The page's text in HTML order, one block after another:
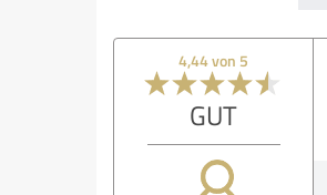
4,44 von 5
GUT